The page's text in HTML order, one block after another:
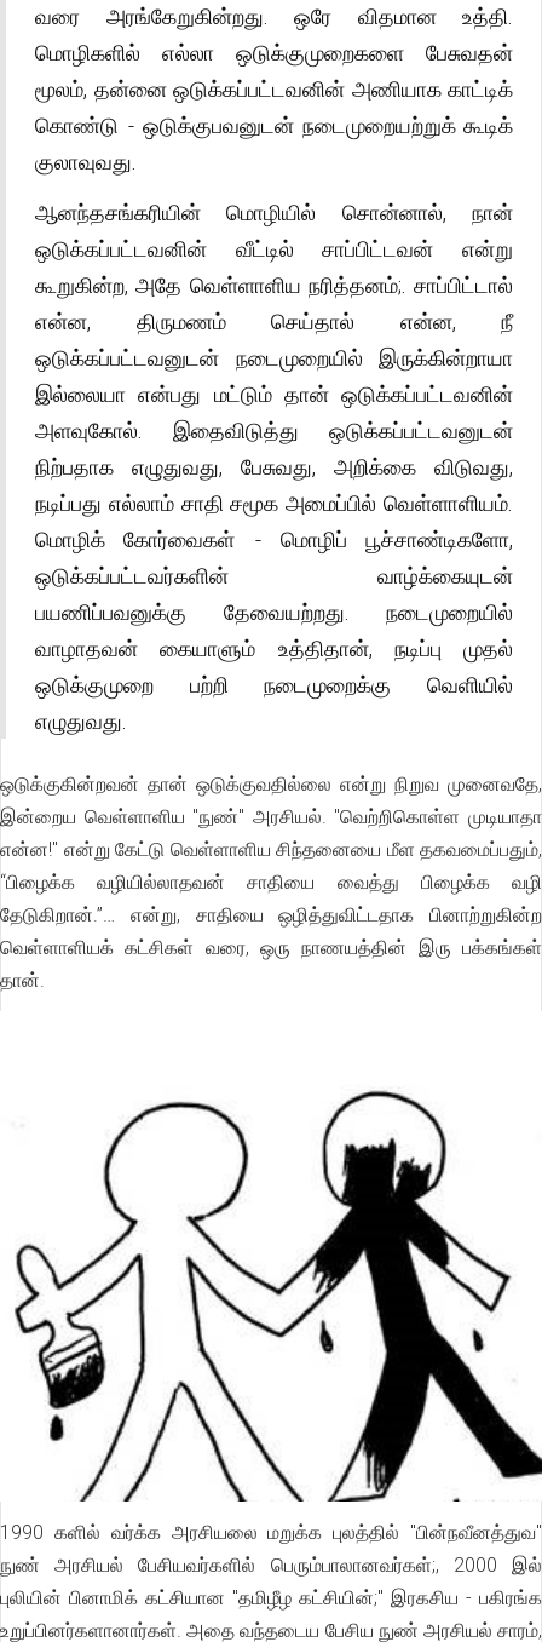
வரை அரங்கேறுகின்றது. ஒரே விதமான உத்தி.
மொழிகளில் எல்லா ஒடுக்குமுறைகளை பேசுவதன்
மூலம், தன்னை ஒடுக்கப்பட்டவனின் அணியாக காட்டிக்
கொண்டு - ஒடுக்குபவனுடன் நடைமுறையற்றுக் கூடிக்
குலாவுவது.
ஆனந்தசங்கரியின் மொழியில் சொன்னால், நான்
ஒடுக்கப்பட்டவனின் வீட்டில் சாப்பிட்டவன் என்று
கூறுகின்ற, அதே வெள்ளாளிய நரித்தனம்;. சாப்பிட்டால்
என்ன, திருமணம் செய்தால் என்ன, நீ
ஒடுக்கப்பட்டவனுடன் நடைமுறையில் இருக்கின்றாயா
இல்லையா என்பது மட்டும் தான் ஒடுக்கப்பட்டவனின்
அளவுகோல். இதைவிடுத்து ஒடுக்கப்பட்டவனுடன்
நிற்பதாக எழுதுவது, பேசுவது, அறிக்கை விடுவது,
நடிப்பது எல்லாம் சாதி சமூக அமைப்பில் வெள்ளாளியம்.
மொழிக் கோர்வைகள் - மொழிப் பூச்சாண்டிகளோ,
ஒடுக்கப்பட்டவர்களின் வாழ்க்கையுடன்
பயணிப்பவனுக்கு தேவையற்றது. நடைமுறையில்
வாழாதவன் கையாளும் உத்திதான், நடிப்பு முதல்
ஒடுக்குமுறை பற்றி நடைமுறைக்கு வெளியில்
எழுதுவது.
ஒடுக்குகின்றவன் தான் ஒடுக்குவதில்லை என்று நிறுவ முனைவதே,
இன்றைய வெள்ளாளிய "நுண்" அரசியல். "வெற்றிகொள்ள முடியாதா
என்ன!" என்று கேட்டு வெள்ளாளிய சிந்தனையை மீள தகவமைப்பதும்,
“பிழைக்க வழியில்லாதவன் சாதியை வைத்து பிழைக்க வழி
தேடுகிறான்.”… என்று, சாதியை ஒழித்துவிட்டதாக பினாற்றுகின்ற
வெள்ளாளியக் கட்சிகள் வரை, ஒரு நாணயத்தின் இரு பக்கங்கள்
தான்.
1990 களில் வர்க்க அரசியலை மறுக்க புலத்தில் "பின்நவீனத்துவ"
நுண் அரசியல் பேசியவர்களில் பெரும்பாலானவர்கள்;, 2000 இல்
புலியின் பினாமிக் கட்சியான "தமிழீழ கட்சியின்;" இரகசிய - பகிரங்க
உறுப்பினர்களானார்கள். அதை வந்தடைய பேசிய நுண் அரசியல் சாரம்,